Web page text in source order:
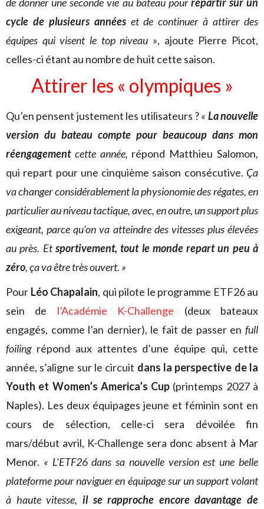
cycle de plusieurs annéeset de continuer à attirer des
équipes qui visent le top niveau », ajoute Pierre Picot,
celles-ci étant au nombre de huit cette saison.
Attirer les « olympiques »
Qu’en pensent justement les utilisateurs ?« La nouvelle
version du bateau compte pour beaucoup dans mon
réengagementcette année, répond Matthieu Salomon,
qui repart pour une cinquième saison consécutive. Ça
va changer considérablement la physionomie des régates, en
particulier au niveau tactique, avec, en outre, un support plus
exigeant, parce qu’on va atteindre des vitesses plus élevées
au près. Etsportivement, tout le monde repart un peu à
zéro, ça va être très ouvert. »
Pour Léo Chapalain, qui pilote le programme ETF26 au
sein de l’Académie K-Challenge (deux bateaux
engagés, comme l’an dernier), le fait de passer en full
foilingrépond aux attentes d’une équipe qui, cette
année, s’aligne sur le circuit dans la perspective de la
Youth et Women’s America’s Cup (printemps 2027 à
Naples). Les deux équipages jeune et féminin sont en
cours de sélection, celle-ci sera dévoilée fin
mars/début avril, K-Challenge sera donc absent à Mar
Menor. « L’ETF26 dans sa nouvelle version est une belle
plateforme pour naviguer en équipage sur un support volant
à haute vitesse, il se rapproche encore davantage de